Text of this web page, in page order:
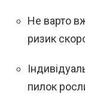
Не варто
ризик
пилок